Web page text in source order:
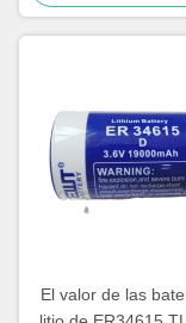
050F, SB-AA02,
El valor de las